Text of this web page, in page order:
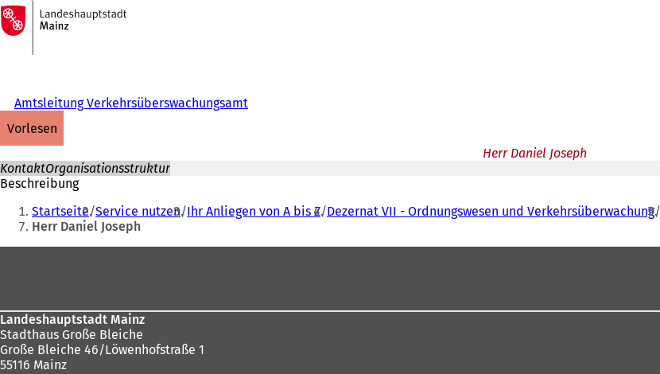
Inhalt anspringen
Zur
Startseite
Amtsleitung Verkehrsüberswachungsamt
vorlesen
Herr Daniel Joseph
KontaktOrganisationsstruktur
Beschreibung
Sie
befinden
sich
Startseite Service nutzen Ihr Anliegen von A bis Z Dezernat VII - Ordnungswesen und Verkehrsüberwachung
Herr Daniel Joseph
Landeshauptstadt Mainz
Stadthaus Große Bleiche
Große Bleiche 46/Löwenhofstraße 1
55116 Mainz